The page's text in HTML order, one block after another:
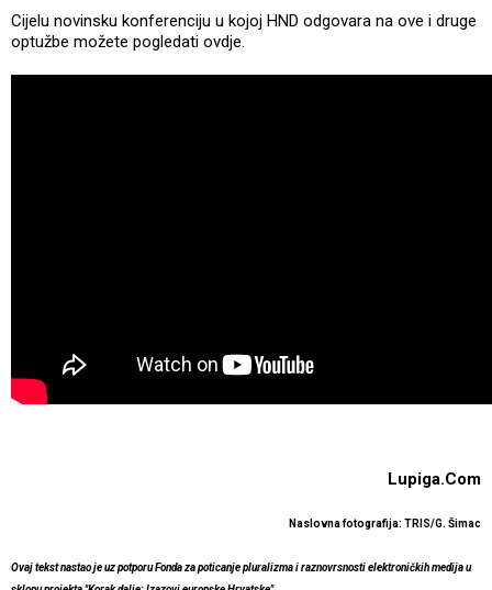
Cijelu novinsku konferenciju u kojoj HND odgovara na ove i druge
optužbe možete pogledati ovdje.
Lupiga.Com
Naslovna fotografija: TRIS/G. Šimac
Ovaj tekst nastao je uz potporu Fonda za poticanje pluralizma i raznovrsnosti elektroničkih medija u